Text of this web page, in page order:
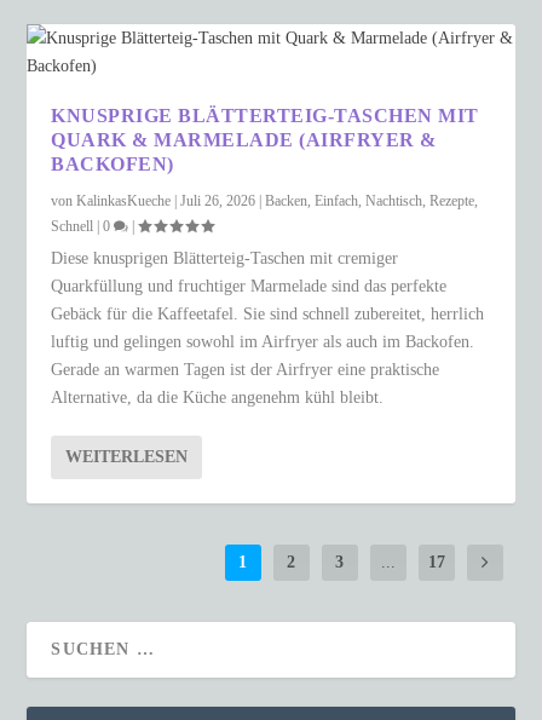
KNUSPRIGE BLÄTTERTEIG-TASCHEN MIT
QUARK & MARMELADE (AIRFRYER &
BACKOFEN)
vonKalinkasKueche |Juli 26, 2026 |Backen ,Einfach ,Nachtisch ,Rezepte
Schnell |0 |
Diese knusprigen Blätterteig-Taschen mit cremiger
Quarkfüllung und fruchtiger Marmelade sind das perfekte
Gebäck für die Kaffeetafel. Sie sind schnell zubereitet, herrlich
luftig und gelingen sowohl im Airfryer als auch im Backofen.
Gerade an warmen Tagen ist der Airfryer eine praktische
Alternative, da die Küche angenehm kühl bleibt.
WEITERLESEN
1 2 3 17